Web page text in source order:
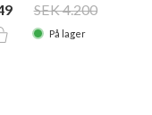
SEK 4.200
På lager